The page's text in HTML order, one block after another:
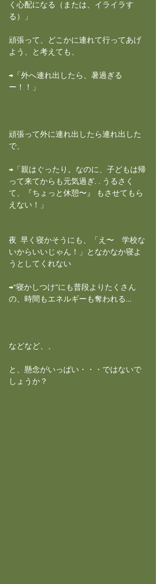
く心配になる（または、イライラす
る）」
頑張って、どこかに連れて行ってあげ
よう、と考えても、
→「外へ連れ出したら、暑過ぎる
ー！！」
頑張って外に連れ出したら連れ出した
で、
→「親はぐったり。なのに、子どもは帰
って来てからも元気過ぎ. . うるさく
て、『ちょっと休憩〜』 もさせてもら
えない！」
夜  早く寝かそうにも、「え〜　学校な
いからいいじゃん！」となかなか寝よ
うとしてくれない
→“寝かしつけ”にも普段よりたくさん
の、時間もエネルギーも奪われる...
などなど、、
と、懸念がいっぱい・・・ではないで
しょうか？